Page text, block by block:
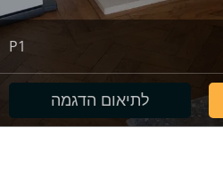
P1
לתיאום הדגמה